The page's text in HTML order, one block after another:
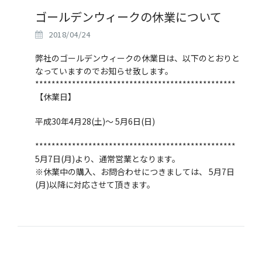
ゴールデンウィークの休業について
2018/04/24
弊社のゴールデンウィークの休業日は、以下のとおりと
なっていますのでお知らせ致します。
*************************************************
【休業日】
平成30年4月28(土)～ 5月6日(日)
*************************************************
5月7日(月)より、通常営業となります。
※休業中の購入、お問合わせにつきましては、 5月7日
(月)以降に対応させて頂きます。